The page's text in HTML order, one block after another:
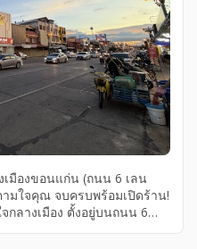
มืองขอนแก่น (ถนน 6 เลน
มใจคุณ จบครบพร้อมเปิดร้าน!
กลางเมือง ตั้งอยู่บนถนน 6